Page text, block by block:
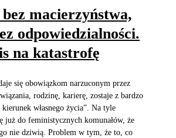
macierzyństwa,
odpowiedzialności.
na katastrofę
się obowiązkom narzuconym przez
rodzinę, karierę, zostaje z bardzo
kierunek własnego życia”. Na tyle
już do feministycznych komunałów, że
nie dziwią. Problem w tym, że to, co